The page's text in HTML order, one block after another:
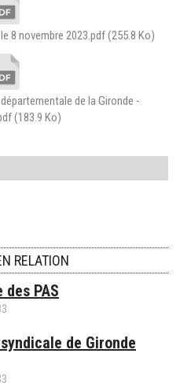
8 novembre 2023.pdf(255.8 Ko)
de la Gironde -
(183.9 Ko)
RELATION
des PAS
de Gironde